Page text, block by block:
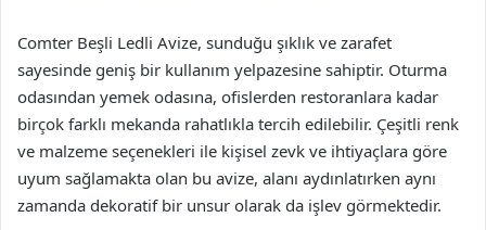
Comter Beşli Ledli Avize, sunduğu şıklık ve zarafet
sayesinde geniş bir kullanım yelpazesine sahiptir. Oturma
odasından yemek odasına, ofislerden restoranlara kadar
birçok farklı mekanda rahatlıkla tercih edilebilir. Çeşitli renk
ve malzeme seçenekleri ile kişisel zevk ve ihtiyaçlara göre
uyum sağlamakta olan bu avize, alanı aydınlatırken aynı
zamanda dekoratif bir unsur olarak da işlev görmektedir.